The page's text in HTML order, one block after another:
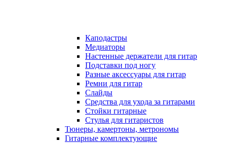
Каподастры
Медиаторы
Настенные держатели для гитар
Подставки под ногу
Разные аксессуары для гитар
Ремни для гитар
Слайды
Средства для ухода за гитарами
Стойки гитарные
Стулья для гитаристов
Тюнеры, камертоны, метрономы
Гитарные комплектующие